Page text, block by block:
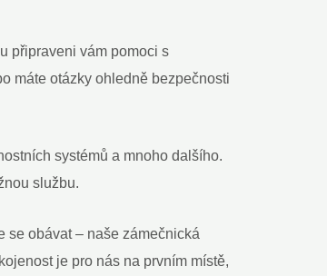
připraveni vám pomoci s
máte otázky ohledně bezpečnosti
systémů a mnoho dalšího.
službu.
se obávat – naše zámečnická
je pro nás na prvním místě,